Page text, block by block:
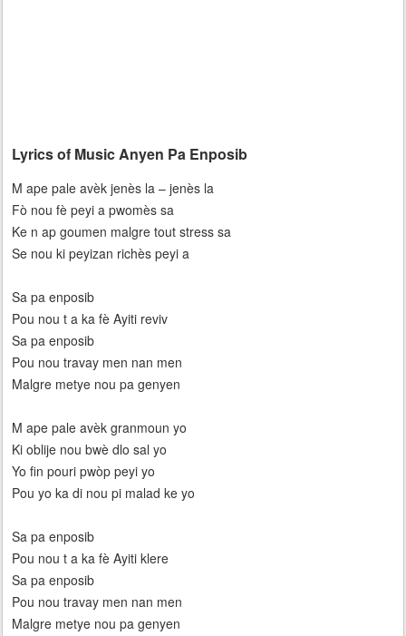
Lyrics of Music Anyen Pa Enposib
M ape pale avèk jenès la – jenès la
Fò nou fè peyi a pwomès sa
Ke n ap goumen malgre tout stress sa
Se nou ki peyizan richès peyi a
Sa pa enposib
Pou nou t a ka fè Ayiti reviv
Sa pa enposib
Pou nou travay men nan men
Malgre metye nou pa genyen
M ape pale avèk granmoun yo
Ki oblije nou bwè dlo sal yo
Yo fin pouri pwòp peyi yo
Pou yo ka di nou pi malad ke yo
Sa pa enposib
Pou nou t a ka fè Ayiti klere
Sa pa enposib
Pou nou travay men nan men
Malgre metye nou pa genyen